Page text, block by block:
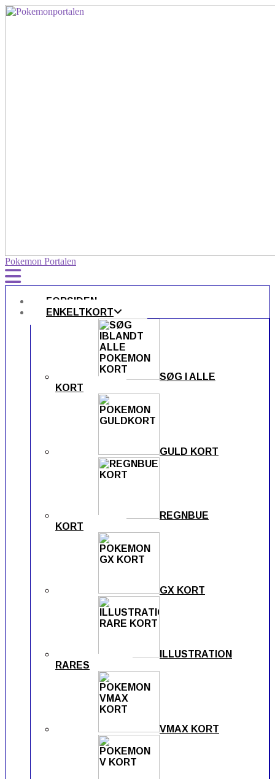
Pokemon Portalen
FORSIDEN
ENKELTKORT
SØG I ALLE
KORT
GULD KORT
REGNBUE
KORT
GX KORT
ILLUSTRATION
RARES
VMAX KORT